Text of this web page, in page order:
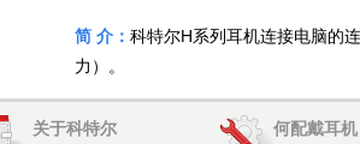
简 介： 科特尔H系列耳机连接电脑的
力）。
关于科特尔 何配戴耳机